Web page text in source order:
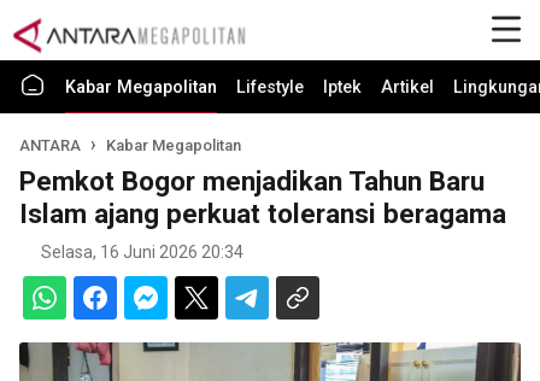
Kabar Megapolitan Lifestyle Iptek Artikel
ANTARA Kabar Megapolitan
Pemkot Bogor menjadikan Tahun Baru
Islam ajang perkuat toleransi beragama
Selasa, 16 Juni 2026 20:34